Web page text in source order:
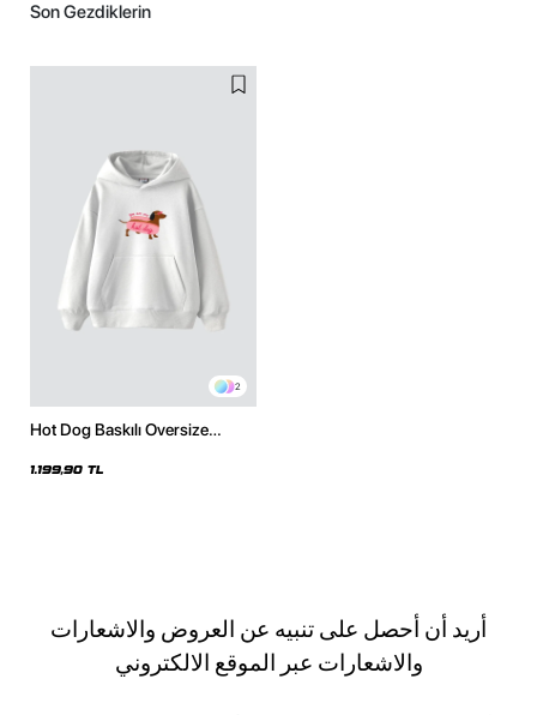
Son Gezdiklerin
2
Hot Dog Baskılı Oversize
1.199,90 TL
أريد أن أحصل على تنبيه عن العروض والاشعارات
والاشعارات عبر الموقع الالكتروني